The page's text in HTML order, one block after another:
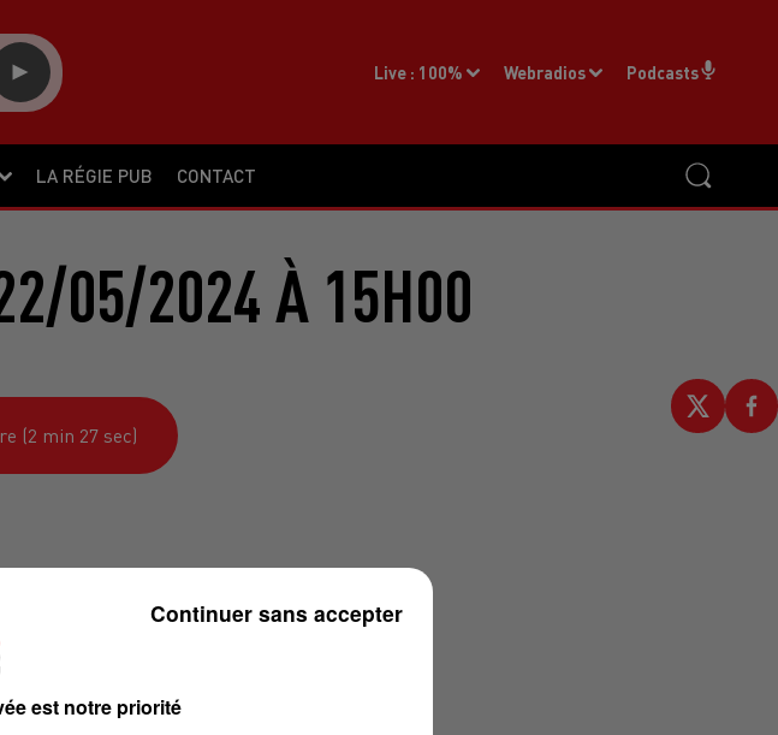
LA RÉGIE PUB CONTACT
Live : 100% Webradios Podcasts
05/2024 À 15H00
(2 min 27 sec)
est notre priorité
Continuer sans accepter